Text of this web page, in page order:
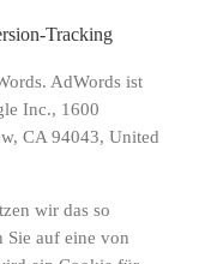
Tracking
AdWords ist
Inc., 1600
CA 94043, United
wir das so
Sie auf eine von